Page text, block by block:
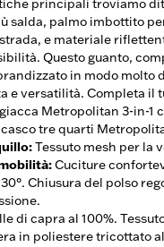
principali troviamo
salda, palmo imbottito
e materiale
Questo guanto,
in modo molto
e versatilità. Completa il
Metropolitan 3-in-1
tre quarti
:Tessuto mesh per la
:Cuciture
Chiusura del polso
di capra al 100%.
in poliestere tricottato